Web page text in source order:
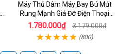
Máy Thủ Dâm Máy Bay Bú Mút
Rung Mạnh Giá Đỡ Điện Thoại
Chính Hãng
1.780.000₫ 3.179.000₫
(800)